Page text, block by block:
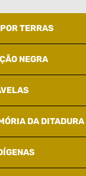
TERRAS
NEGRA
DA DITADURA